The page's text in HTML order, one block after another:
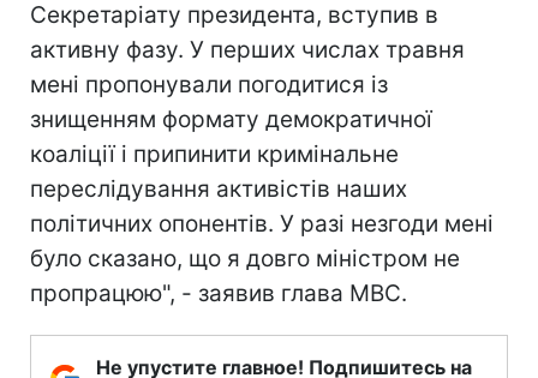
Секретаріату президента, вступив в
активну фазу. У перших числах травня
мені пропонували погодитися із
знищенням формату демократичної
коаліції і припинити кримінальне
переслідування активістів наших
політичних опонентів. У разі незгоди мені
було сказано, що я довго міністром не
пропрацюю", - заявив глава МВС.
Не упустите главное! Подпишитесь на